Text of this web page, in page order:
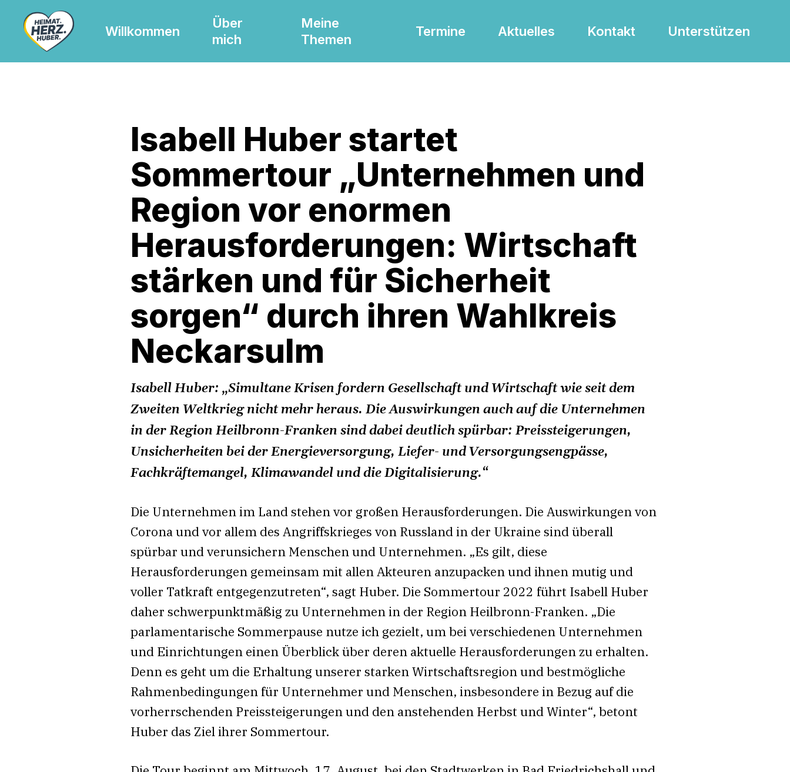
Willkommen
Über
mich
Meine
Themen
Termine Aktuelles Kontakt Unterstützen
Isabell Huber startet
Sommertour „Unternehmen und
Region vor enormen
Herausforderungen: Wirtschaft
stärken und für Sicherheit
sorgen“ durch ihren Wahlkreis
Neckarsulm
Isabell Huber: „Simultane Krisen fordern Gesellschaft und Wirtschaft wie seit dem
Zweiten Weltkrieg nicht mehr heraus. Die Auswirkungen auch auf die Unternehmen
in der Region Heilbronn-Franken sind dabei deutlich spürbar: Preissteigerungen,
Unsicherheiten bei der Energieversorgung, Liefer- und Versorgungsengpässe,
Fachkräftemangel, Klimawandel und die Digitalisierung.“
Die Unternehmen im Land stehen vor großen Herausforderungen. Die Auswirkungen von
Corona und vor allem des Angriffskrieges von Russland in der Ukraine sind überall
spürbar und verunsichern Menschen und Unternehmen. „Es gilt, diese
Herausforderungen gemeinsam mit allen Akteuren anzupacken und ihnen mutig und
voller Tatkraft entgegenzutreten“, sagt Huber. Die Sommertour 2022 führt Isabell Huber
daher schwerpunktmäßig zu Unternehmen in der Region Heilbronn-Franken. „Die
parlamentarische Sommerpause nutze ich gezielt, um bei verschiedenen Unternehmen
und Einrichtungen einen Überblick über deren aktuelle Herausforderungen zu erhalten.
Denn es geht um die Erhaltung unserer starken Wirtschaftsregion und bestmögliche
Rahmenbedingungen für Unternehmer und Menschen, insbesondere in Bezug auf die
vorherrschenden Preissteigerungen und den anstehenden Herbst und Winter“, betont
Huber das Ziel ihrer Sommertour.